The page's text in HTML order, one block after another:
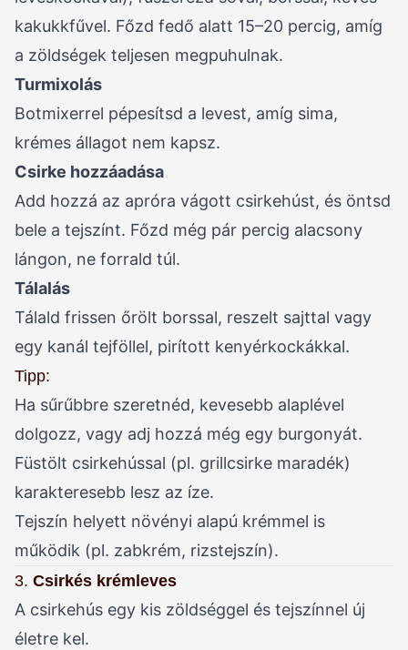
kakukkfűvel. Főzd fedő alatt 15–20 percig, amíg
a zöldségek teljesen megpuhulnak.
Turmixolás
Botmixerrel pépesítsd a levest, amíg sima,
krémes állagot nem kapsz.
Csirke hozzáadása
Add hozzá az apróra vágott csirkehúst, és öntsd
bele a tejszínt. Főzd még pár percig alacsony
lángon, ne forrald túl.
Tálalás
Tálald frissen őrölt borssal, reszelt sajttal vagy
egy kanál tejföllel, pirított kenyérkockákkal.
Tipp:
Ha sűrűbbre szeretnéd, kevesebb alaplével
dolgozz, vagy adj hozzá még egy burgonyát.
Füstölt csirkehússal (pl. grillcsirke maradék)
karakteresebb lesz az íze.
Tejszín helyett növényi alapú krémmel is
működik (pl. zabkrém, rizstejszín).
3. Csirkés krémleves
A csirkehús egy kis zöldséggel és tejszínnel új
életre kel.